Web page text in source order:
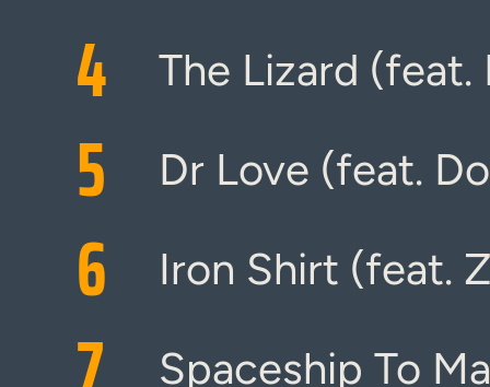
4 The Lizard (feat.
5 Dr Love (feat.
6 Iron Shirt (feat.
Spaceship To